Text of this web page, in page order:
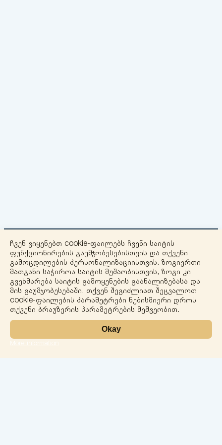
+
−
ჩვენ ვიყენებთ cookie-ფაილებს ჩვენი საიტის
ფუნქციონირების გაუმჯობესებისთვის და თქვენი
გამოცდილების პერსონალიზაციისთვის. ზოგიერთი
მათგანი საჭიროა საიტის მუშაობისთვის, ზოგი კი
გვეხმარება საიტის გამოყენების გაანალიზებასა და
მის გაუმჯობესებაში. თქვენ შეგიძლიათ შეცვალოთ
cookie-ფაილების პარამეტრები ნებისმიერი დროს
თქვენი ბრაუზერის პარამეტრების მეშვეობით.
Okay
More information